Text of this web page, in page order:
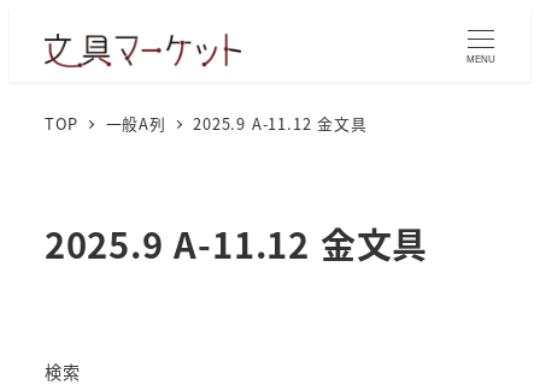
MENU
TOP 一般A列 2025.9 A-11.12 金文具
2025.9 A-11.12 金文具
検索